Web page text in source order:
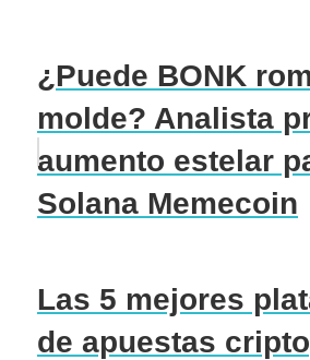
¿Puede BONK
molde? Analista
aumento estelar
Solana Memecoin
Las 5 mejores
de apuestas